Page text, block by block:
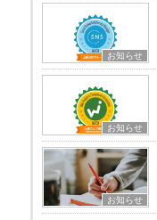
お知らせ
お知らせ
お知らせ